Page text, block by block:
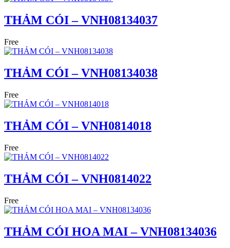
THẢM CÓI – VNH08134037
Free
THẢM CÓI – VNH08134038
Free
THẢM CÓI – VNH0814018
Free
THẢM CÓI – VNH0814022
Free
THẢM CÓI HOA MAI – VNH08134036